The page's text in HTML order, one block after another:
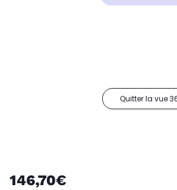
Quitter la vue
146,70€